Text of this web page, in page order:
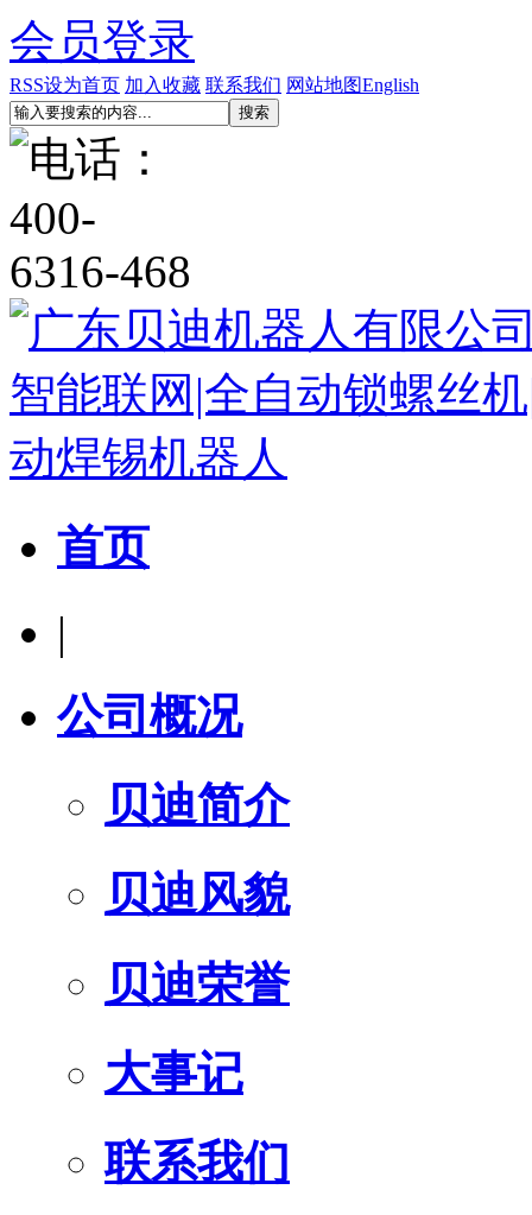
会员登录
RSS设为首页 加入收藏 联系我们 网站地图English
首页
|
公司概况
贝迪简介
贝迪风貌
贝迪荣誉
大事记
联系我们